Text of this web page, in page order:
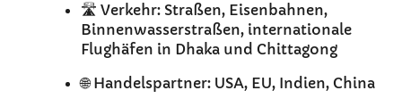
🛣️ Verkehr: Straßen, Eisenbahnen,
Binnenwasserstraßen, internationale
Flughäfen in Dhaka und Chittagong
🌐 Handelspartner: USA, EU, Indien, China